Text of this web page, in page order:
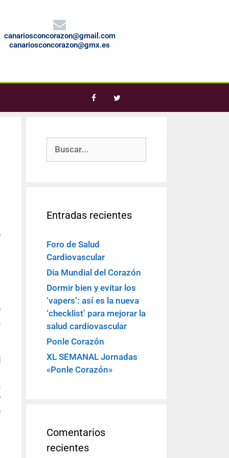
canariosconcorazon@gmail.com
canariosconcorazon@gmx.es
Entradas recientes
Foro de Salud
Cardiovascular
Dia Mundial del Corazón
Dormir bien y evitar los
‘vapers’: así es la nueva
‘checklist’ para mejorar la
salud cardiovascular
Ponle Corazón
XL SEMANAL Jornadas
«Ponle Corazón»
Comentarios
recientes